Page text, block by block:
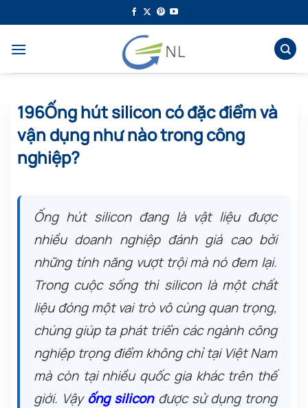
qua
dung
196Ống hút silicon có đặc điểm và
vận dụng như nào trong công
nghiệp?
Ống hút silicon đang là vật liệu được
nhiều doanh nghiệp đánh giá cao bởi
những tính năng vượt trội mà nó đem lại.
Trong cuộc sống thì silicon là một chất
liệu đóng một vai trò vô cùng quan trọng,
chúng giúp ta phát triển các ngành công
nghiệp trọng điểm không chỉ tại Việt Nam
mà còn tại nhiều quốc gia khác trên thế
giới. Vậyống silicon được sử dụng trong